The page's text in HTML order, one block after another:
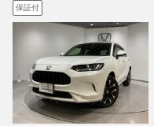
保証付